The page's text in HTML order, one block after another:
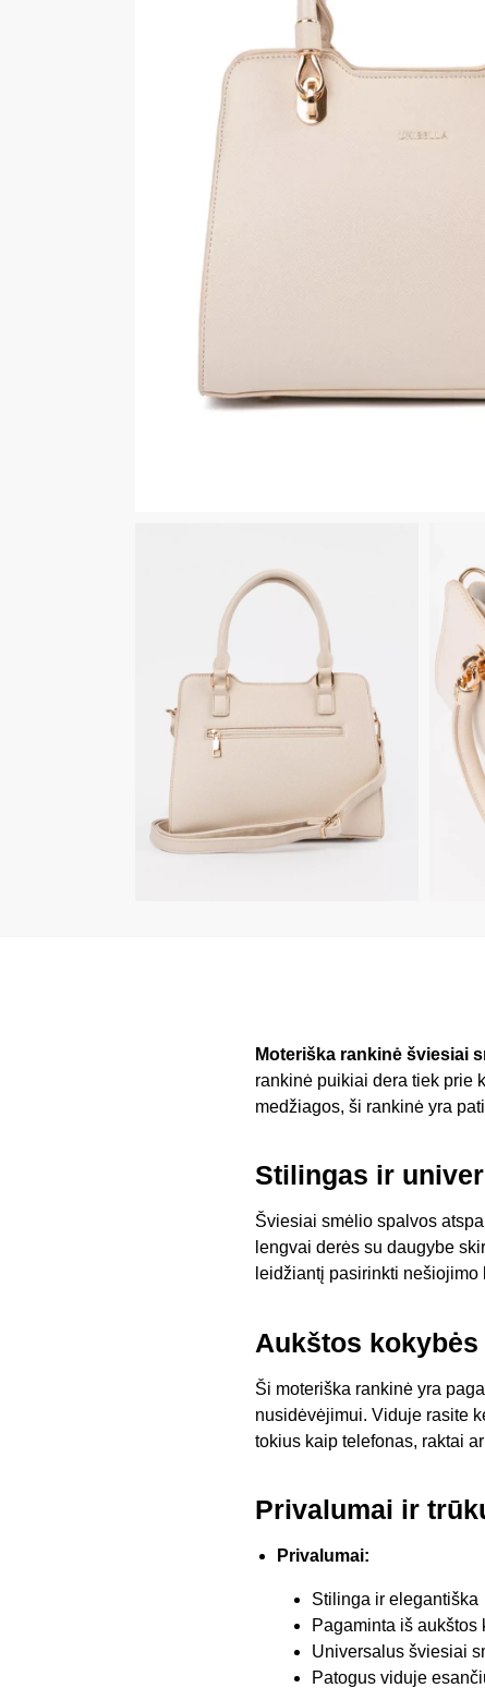
Moteriška rankinė šviesiai
rankinė puikiai dera tiek prie
medžiagos, ši rankinė yra
Stilingas ir
Šviesiai smėlio spalvos
lengvai derės su daugybe
leidžiantį pasirinkti
Aukštos
Ši moteriška rankinė yra
nusidėvėjimui. Viduje rasite
tokius kaip telefonas, raktai
Privalumai ir
Privalumai:
Stilinga ir elegantiška
Pagaminta iš aukštos
Universalus šviesiai
Patogus viduje